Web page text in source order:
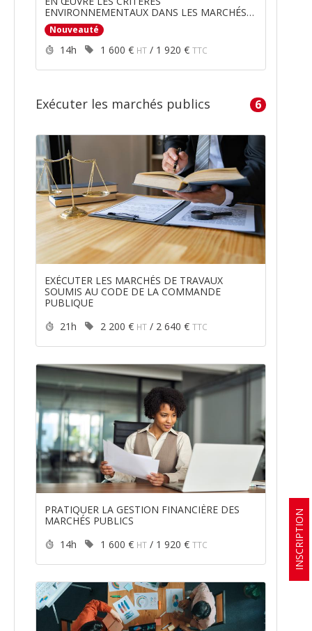
INSCRIPTION
ENVIRONNEMENTAUX DANS LES MARCHÉS
PUBLICS
Nouveauté
Durée :
14h Prix :
1 600 € HT / 1 920 € TTC
Exécuter les marchés publics 6
EXÉCUTER LES MARCHÉS DE TRAVAUX
SOUMIS AU CODE DE LA COMMANDE
PUBLIQUE
Durée :
21h Prix :
2 200 € HT / 2 640 € TTC
PRATIQUER LA GESTION FINANCIÈRE DES
MARCHÉS PUBLICS
Durée :
14h Prix :
1 600 € HT / 1 920 € TTC